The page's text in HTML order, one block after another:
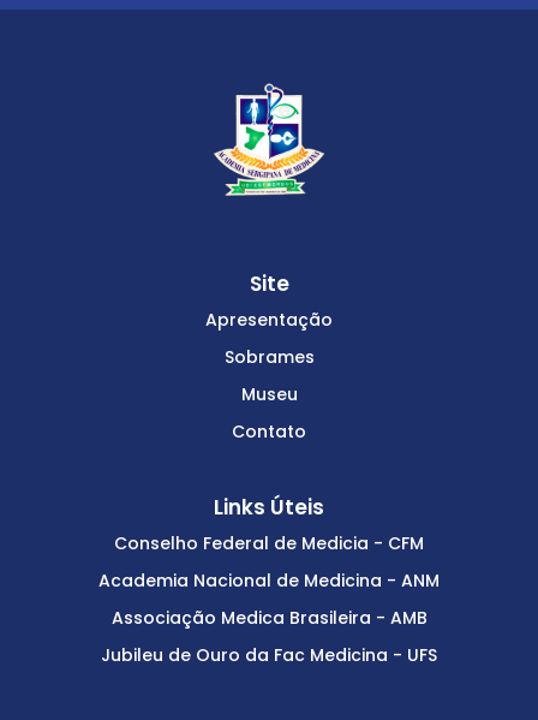
Site
Apresentação
Sobrames
Museu
Contato
Links Úteis
Conselho Federal de Medicia - CFM
Academia Nacional de Medicina - ANM
Associação Medica Brasileira - AMB
Jubileu de Ouro da Fac Medicina - UFS